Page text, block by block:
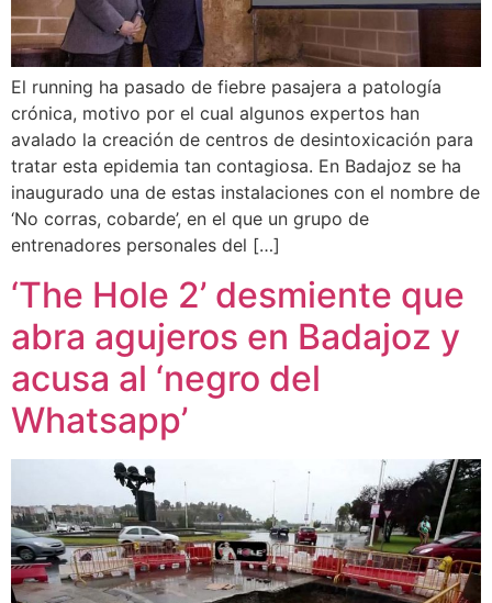
El running ha pasado de fiebre pasajera a patología
crónica, motivo por el cual algunos expertos han
avalado la creación de centros de desintoxicación para
tratar esta epidemia tan contagiosa. En Badajoz se ha
inaugurado una de estas instalaciones con el nombre de
‘No corras, cobarde’, en el que un grupo de
entrenadores personales del […]
‘The Hole 2’ desmiente que
abra agujeros en Badajoz y
acusa al ‘negro del
Whatsapp’